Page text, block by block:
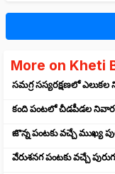
More on Kheti
సమగ్ర సస్యరక్షణలో ఎలుకల
కంది పంటలో చీడపీడల
జొన్న పంటకు వచ్చే ముఖ్య
వేరుశనగ పంటకు వచ్చే